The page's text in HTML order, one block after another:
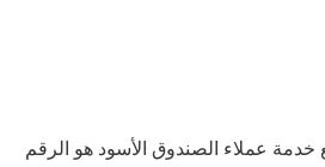
عملاء الصندوق الأسود هو الرقم